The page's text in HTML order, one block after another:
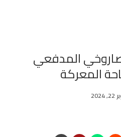
المدفعي
المعركة